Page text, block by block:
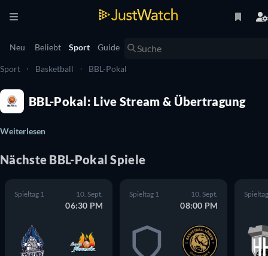
Neu Beliebt Sport Guide
Sport Basketball BBL-Pokal
BBL-Pokal: Live Stream & Übertragung
Weiterlesen
Nächste BBL-Pokal Spiele
Spieltag 1 10. Sept.
06:30 PM
Spieltag 1 10. Sept.
08:00 PM